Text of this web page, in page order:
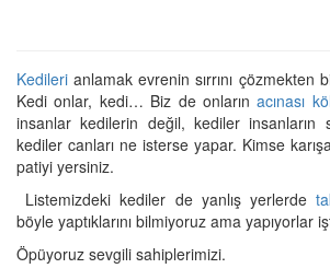
Kedileri anlamak evrenin sırrını çözmekten
Kedi onlar, kedi… Biz de onların acınası
insanlar kedilerin değil, kediler insanların
kediler canları ne isterse yapar. Kimse
patiyi yersiniz.
Listemizdeki kediler de yanlış yerlerde
böyle yaptıklarını bilmiyoruz ama yapıyorlar
Öpüyoruz sevgili sahiplerimizi.